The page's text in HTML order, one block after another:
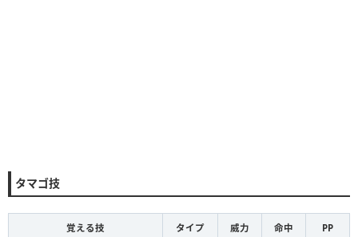
タマゴ技
覚える技 タイプ 威力 命中 PP